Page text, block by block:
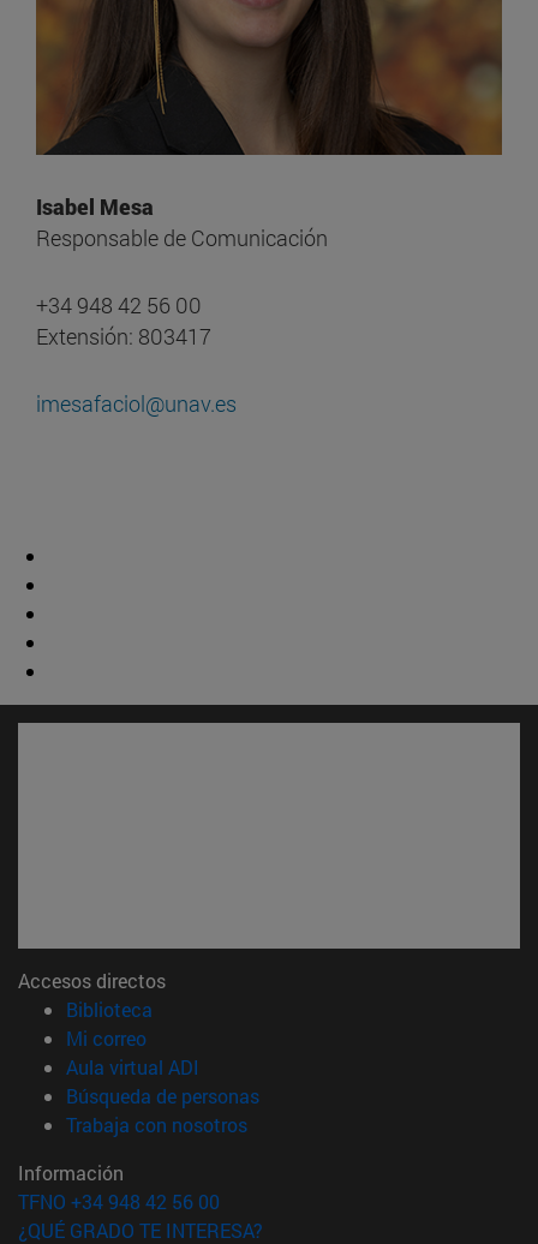
Isabel Mesa
Responsable de Comunicación
+34 948 42 56 00
Extensión: 803417
imesafaciol@unav.es
Accesos directos
Biblioteca
Mi correo(abre en nueva ventana)
Aula virtual ADI
Búsqueda de personas(abre en nueva ventana)
Trabaja con nosotros(abre en nueva ventana)
Información
TFNO +34 948 42 56 00
¿QUÉ GRADO TE INTERESA?